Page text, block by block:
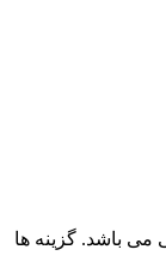
می باشد. گزینه ها